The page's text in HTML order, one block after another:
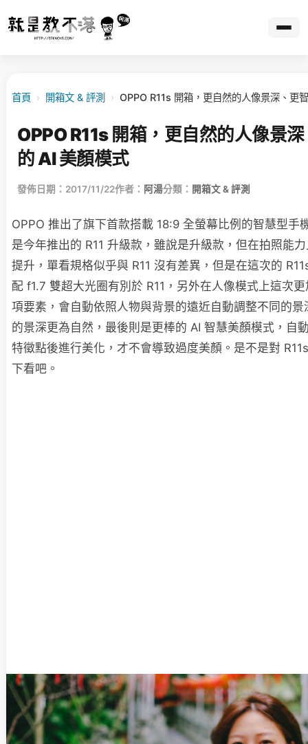
首頁 › 開箱文 & 評測 › OPPO R11s 開箱，更自然的人像景深、更
OPPO R11s 開箱，更自然的人像景
的 AI 美顏模式
發佈日期：2017/11/22作者： 阿湯分類： 開箱文 & 評測
OPPO 推出了旗下首款搭載 18:9 全螢幕比例的智慧型手
是今年推出的 R11 升級款，雖說是升級款，但在拍照能
提升，單看規格似乎與 R11 沒有差異，但是在這次的
配 f1.7 雙超大光圈有別於 R11，另外在人像模式上這次
項要素，會自動依照人物與背景的遠近自動調整不同的景
的景深更為自然，最後則是更棒的 AI 智慧美顏模式，自
特徵點後進行美化，才不會導致過度美顏。是不是對
下看吧。